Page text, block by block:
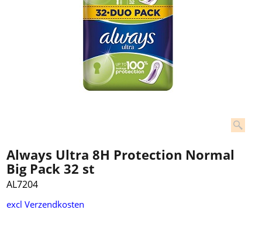
Always Ultra 8H Protection Normal
Big Pack 32 st
AL7204
excl Verzendkosten